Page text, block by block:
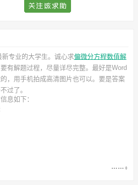
专业的大学生。诚心求偏微分方程数值解
有解题过程，尽量详尽完整。最好是Word
，用手机拍成高清图片也可以。要是答案
过了。
息如下：